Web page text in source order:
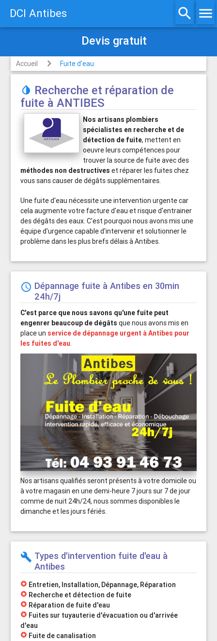
DCI Antibes search menu
Accueil Fuite d'eau
 Recherche et réparation de
fuite à ANTIBES
Nos artisans plombiers
spécialistes en recherche et de
détection de fuite, mettent en
oeuvre leurs compétences pour
trouver la source de fuite avec des
méthodes non destructives et réparer les fuites chez
vous sans causer de dégâts supplémentaires.
Une fuite d'eau nécessite une intervention urgente car
cela augmente votre facture d'eau et risque d'entrainer
des dégâts des eaux. C'est pourquoi nous avons mis une
équipe d'urgence capable d'intervenir et solutionner le
problème dans les plus brefs délais à Antibes.
schedule Dépannage fuite à Antibes en 30min
24h/7j
C'est parce que nous savons qu'une fuite peut
engenrer beaucoup de dégâts que nous avons mis en
place un service de dépannage urgent à Antibes pour
les fuites d'eau.
Nos artisans qualifiés seront présents à votre domicile ou
à votre magasin en une demi-heure 7 jours sur 7 de jour
comme de nuit 24h/24, nous sommes disponibles le
dimanche et les jours fériés.
build Types d'intervention fuite d'eau à
Antibes
stars Entretien, Installation, Dépannage, Réparation
stars Recherche et détection de fuite
stars Réparation de fuite d'eau
stars Fuites sur tuyauterie d'évacuation ou d'arrivée
d'eau
stars Fuite de canalisation